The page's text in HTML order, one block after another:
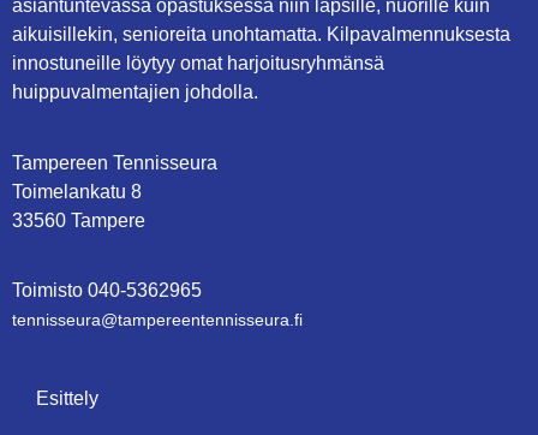
asiantuntevassa opastuksessa niin lapsille, nuorille kuin
aikuisillekin, senioreita unohtamatta. Kilpavalmennuksesta
innostuneille löytyy omat harjoitusryhmänsä
huippuvalmentajien johdolla.
Tampereen Tennisseura
Toimelankatu 8
33560 Tampere
Toimisto 040-5362965
tennisseura@tampe­reen­ten­nis­seu­ra.fi
Esittely